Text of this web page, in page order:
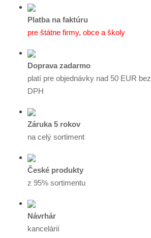
Platba na faktúru
pre štátne firmy, obce a školy
Doprava zadarmo
platí pre objednávky nad 50 EUR bez
DPH
Záruka 5 rokov
na celý sortiment
České produkty
z 95% sortimentu
Návrhár
kancelárií